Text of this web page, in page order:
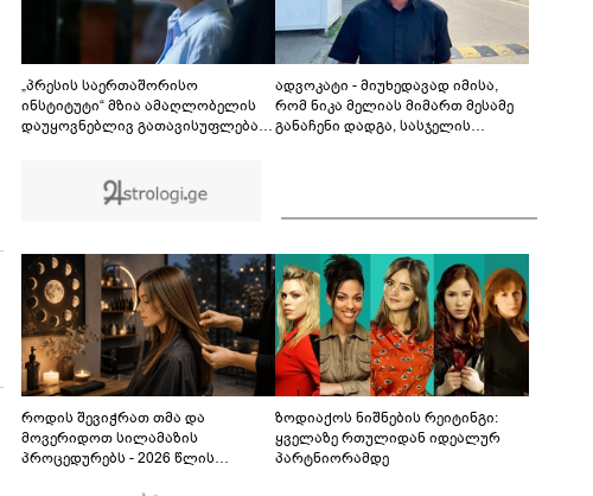
08:58
ირაკლი კობახიძის ბრიფინგი - "არსებობს
ცნობილი გამონათქვამი - რასაც პეტრე ამბობს
პავლეზე, პეტრეზე მეტს ამბობს, ვიდრე
პავლეზე"
„პრესის საერთაშორისო
ინსტიტუტი“ მზია ამაღლობელის
დაუყოვნებლივ გათავისუფლებას
ადვოკატი - მიუხედავად იმისა,
რომ ნიკა მელიას მიმართ მესამე
განაჩენი დადგა, სასჯელის
როდის შევიჭრათ თმა და
მოვერიდოთ სილამაზის
პროცედურებს - 2026 წლის
ზოდიაქოს ნიშნების რეიტინგი:
ყველაზე რთულიდან იდეალურ
პარტნიორამდე